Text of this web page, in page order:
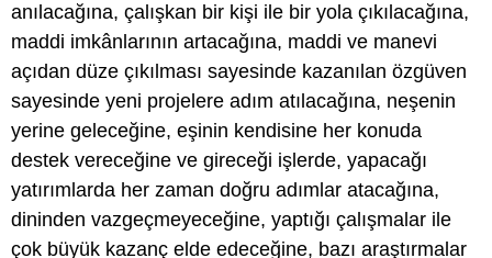
anılacağına, çalışkan bir kişi ile bir yola çıkılacağına,
maddi imkânlarının artacağına, maddi ve manevi
açıdan düze çıkılması sayesinde kazanılan özgüven
sayesinde yeni projelere adım atılacağına, neşenin
yerine geleceğine, eşinin kendisine her konuda
destek vereceğine ve gireceği işlerde, yapacağı
yatırımlarda her zaman doğru adımlar atacağına,
dininden vazgeçmeyeceğine, yaptığı çalışmalar ile
çok büyük kazanç elde edeceğine, bazı araştırmalar